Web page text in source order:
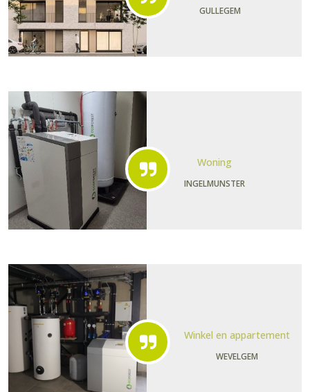
GULLEGEM
Woning
INGELMUNSTER
Winkel en appartement
WEVELGEM